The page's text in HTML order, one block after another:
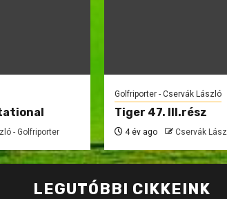
- Golfriporter
Golfriporter - Cservák László
Tiger 47. III.rész
4 év ago Cservák
LEGUTÓBBI CIKKEINK